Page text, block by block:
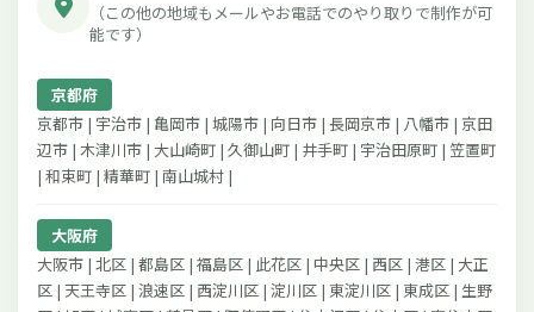
（この他の地域もメールやお電話でのやり取りで制作が可
能です）
京都府
京都市 | 宇治市 | 亀岡市 | 城陽市 | 向日市 | 長岡京市 | 八幡市 | 京田
辺市 | 木津川市 | 大山崎町 | 久御山町 | 井手町 | 宇治田原町 | 笠置町
| 和束町 | 精華町 | 南山城村 |
大阪府
大阪市 | 北区 | 都島区 | 福島区 | 此花区 | 中央区 | 西区 | 港区 | 大正
区 | 天王寺区 | 浪速区 | 西淀川区 | 淀川区 | 東淀川区 | 東成区 | 生野